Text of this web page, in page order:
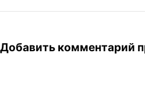
Добавить комментарий